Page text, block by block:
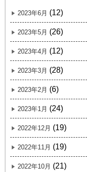
2023年6月 (12)
2023年5月 (26)
2023年4月 (12)
2023年3月 (28)
2023年2月 (6)
2023年1月 (24)
2022年12月 (19)
2022年11月 (19)
2022年10月 (21)